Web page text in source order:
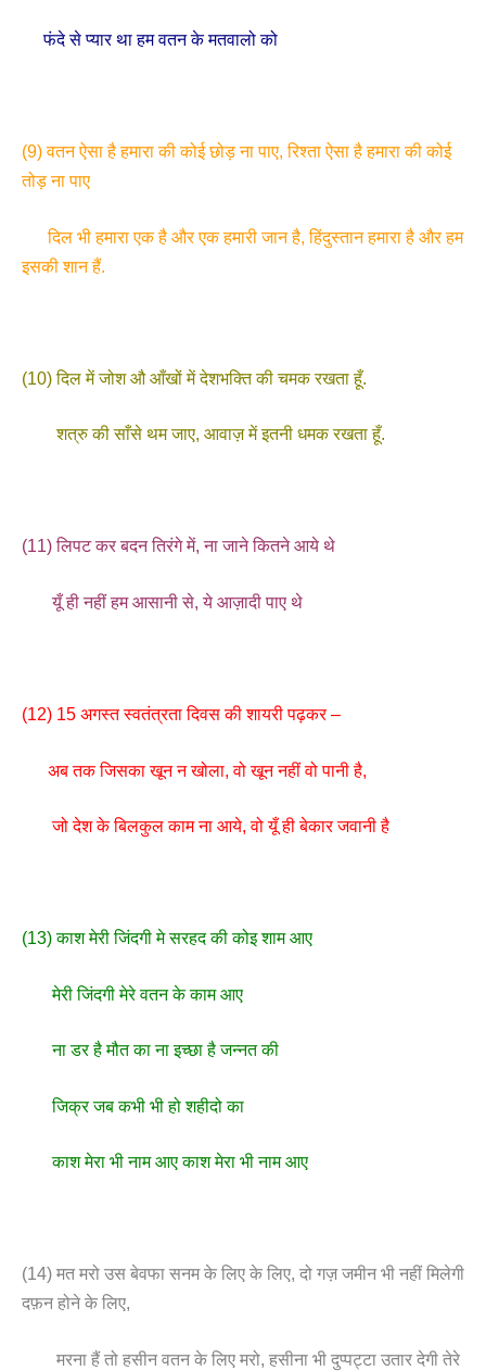
फंदे से प्यार था हम वतन के मतवालो को
(9) वतन ऐसा है हमारा की कोई छोड़ ना पाए, रिश्ता ऐसा है हमारा की कोई
तोड़ ना पाए
दिल भी हमारा एक है और एक हमारी जान है, हिंदुस्तान हमारा है और हम
इसकी शान हैं.
(10) दिल में जोश औ आँखों में देशभक्ति की चमक रखता हूँ.
शत्रु की साँसे थम जाए, आवाज़ में इतनी धमक रखता हूँ.
(11) लिपट कर बदन तिरंगे में, ना जाने कितने आये थे
यूँ ही नहीं हम आसानी से, ये आज़ादी पाए थे
(12) 15 अगस्त स्वतंत्रता दिवस की शायरी पढ़कर –
अब तक जिसका खून न खोला, वो खून नहीं वो पानी है,
जो देश के बिलकुल काम ना आये, वो यूँ ही बेकार जवानी है
(13) काश मेरी जिंदगी मे सरहद की कोइ शाम आए
मेरी जिंदगी मेरे वतन के काम आए
ना डर है मौत का ना इच्छा है जन्नत की
जिक्र जब कभी भी हो शहीदो का
काश मेरा भी नाम आए काश मेरा भी नाम आए
(14) मत मरो उस बेवफा सनम के लिए के लिए, दो गज़ जमीन भी नहीं मिलेगी
दफ़न होने के लिए,
मरना हैं तो हसीन वतन के लिए मरो, हसीना भी दुप्पट्टा उतार देगी तेरे